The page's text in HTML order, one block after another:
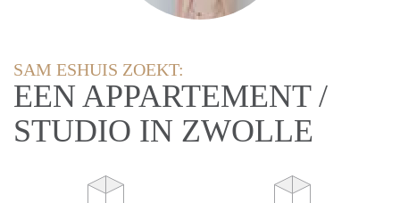
SAM ESHUIS ZOEKT:
EEN APPARTEMENT /
STUDIO IN ZWOLLE